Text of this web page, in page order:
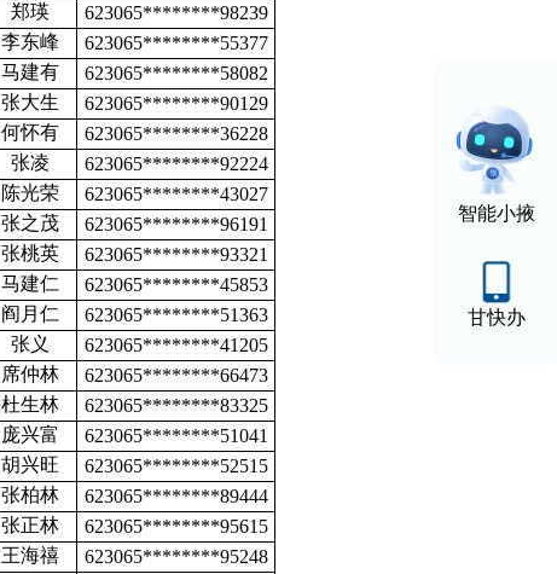
智能小掖
甘快办
郑瑛
623065********98239
李东峰
623065********55377
马建有
623065********58082
张大生
623065********90129
何怀有
623065********36228
张凌
623065********92224
陈光荣
623065********43027
张之茂
623065********96191
张桃英
623065********93321
马建仁
623065********45853
阎月仁
623065********51363
张义
623065********41205
席仲林
623065********66473
杜生林
623065********83325
庞兴富
623065********51041
胡兴旺
623065********52515
张柏林
623065********89444
张正林
623065********95615
王海禧
623065********95248